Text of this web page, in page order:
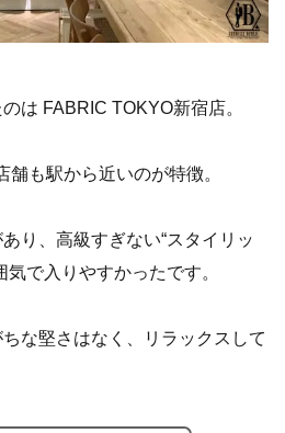
は FABRIC TOKYO新宿店。
舗も駅から近いのが特徴。
り、高級すぎない“スタイリッ
で入りやすかったです。
な堅さはなく、リラックスして